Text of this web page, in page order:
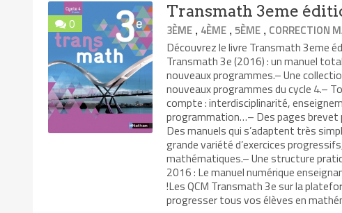
0
Transmath 3eme
3ÈME , 4ÈME ,5ÈME , CORRECTION
Découvrez le livre Transmath 3eme
Transmath 3e (2016) : un manuel
nouveaux programmes.– Une
nouveaux programmes du cycle 4.–
compte : interdisciplinarité,
programmation…– Des pages brevet
Des manuels qui s’adaptent très
grande variété d’exercices
mathématiques.– Une structure
2016 : Le manuel numérique
!Les QCM Transmath 3e sur la
progresser tous vos élèves en